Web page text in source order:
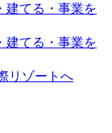
建てる・事業を
建てる・事業を
リゾートへ